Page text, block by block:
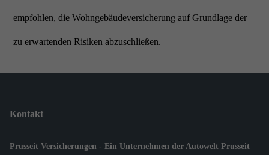
empfohlen, die Wohngebäudeversicherung auf Grundlage der
zu erwartenden Risiken abzuschließen.
Kontakt
Prusseit Versicherungen - Ein Unternehmen der Autowelt Prusseit